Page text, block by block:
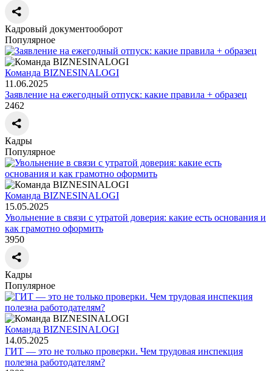
Кадровый документооборот
Популярное
Команда BIZNESINALOGI
11.06.2025
Заявление на ежегодный отпуск: какие правила + образец
2462
Кадры
Популярное
Команда BIZNESINALOGI
15.05.2025
Увольнение в связи с утратой доверия: какие есть основания и
как грамотно оформить
3950
Кадры
Популярное
Команда BIZNESINALOGI
14.05.2025
ГИТ — это не только проверки. Чем трудовая инспекция
полезна работодателям?